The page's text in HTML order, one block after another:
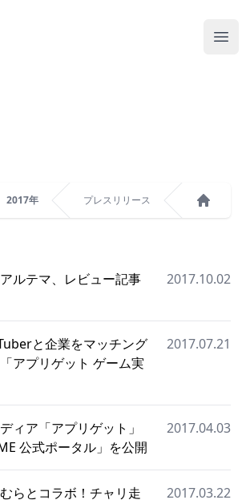
株式会社
メニ
2017年 プレスリリース
ルテマ、レビュー記事
2017.10.02
と企業をマッチング
アプリゲット ゲーム実
2017.07.21
ィア「アプリゲット」
公式ポータル」を公開
2017.04.03
らとコラボ！チャリ走
2017.03.22